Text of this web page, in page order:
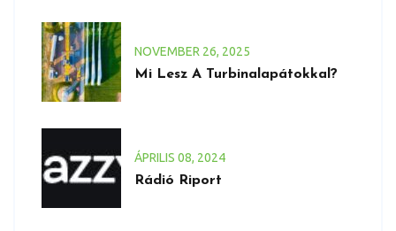
NOVEMBER 26, 2025
Mi Lesz A Turbinalapátokkal?
ÁPRILIS 08, 2024
Rádió Riport